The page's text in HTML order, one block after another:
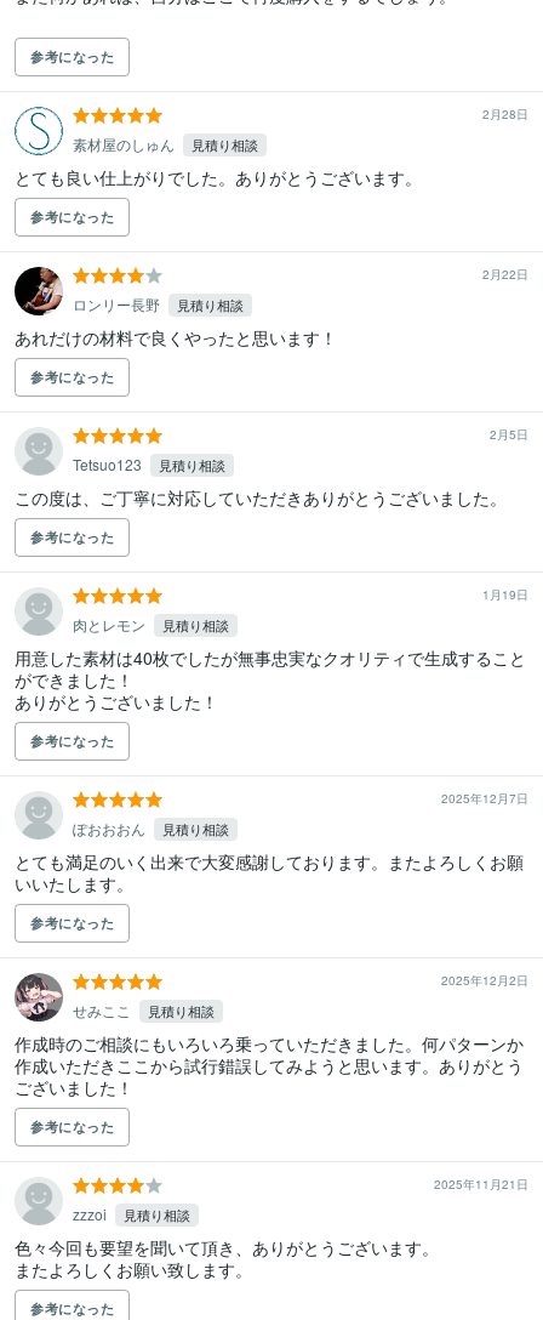
参考になった
2月28日
素材屋のしゅん 見積り相談
とても良い仕上がりでした。ありがとうございます。
参考になった
2月22日
ロンリー長野 見積り相談
あれだけの材料で良くやったと思います！
参考になった
2月5日
Tetsuo123 見積り相談
この度は、ご丁寧に対応していただきありがとうございました。
参考になった
1月19日
肉とレモン 見積り相談
用意した素材は40枚でしたが無事忠実なクオリティで生成すること
ができました！
ありがとうございました！
参考になった
2025年12月7日
ぽおおおん 見積り相談
とても満足のいく出来で大変感謝しております。またよろしくお願
いいたします。
参考になった
2025年12月2日
せみここ 見積り相談
作成時のご相談にもいろいろ乗っていただきました。何パターンか
作成いただきここから試行錯誤してみようと思います。ありがとう
ございました！
参考になった
2025年11月21日
zzzoi 見積り相談
色々今回も要望を聞いて頂き、ありがとうございます。
またよろしくお願い致します。
参考になった